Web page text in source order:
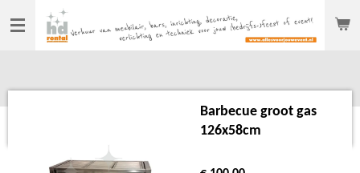
Ga
direct
hoofdinhoud
Barbecue groot gas
126x58cm